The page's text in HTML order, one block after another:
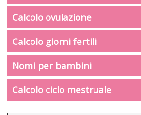
Calcolo ovulazione
Calcolo giorni fertili
Nomi per bambini
Calcolo ciclo mestruale